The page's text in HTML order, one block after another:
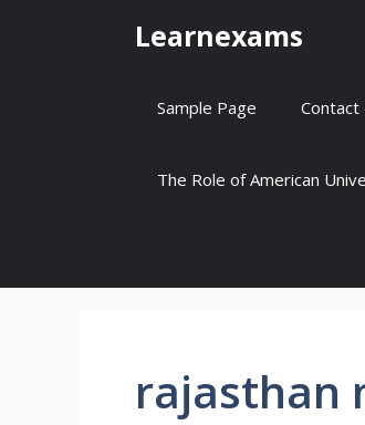
Learnexams
Sample Page Contact
The Role of American
rajasthan